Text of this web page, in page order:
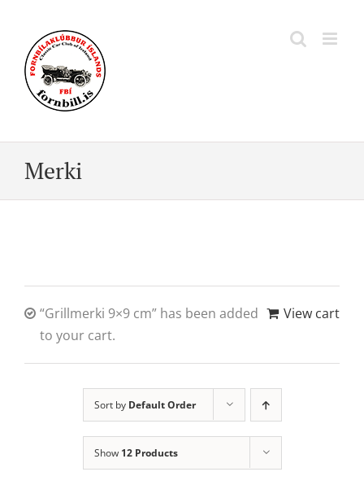
content
Merki
View cart
“Grillmerki 9×9 cm” has been added
to your cart.
Sort by Default Order
Show 12 Products